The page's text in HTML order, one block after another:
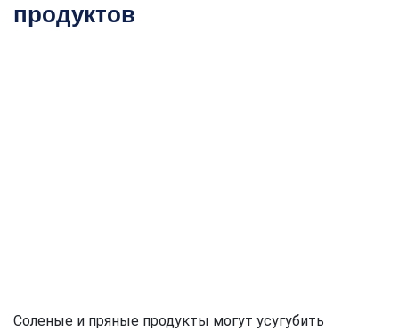
продуктов
Соленые и пряные продукты могут усугубить